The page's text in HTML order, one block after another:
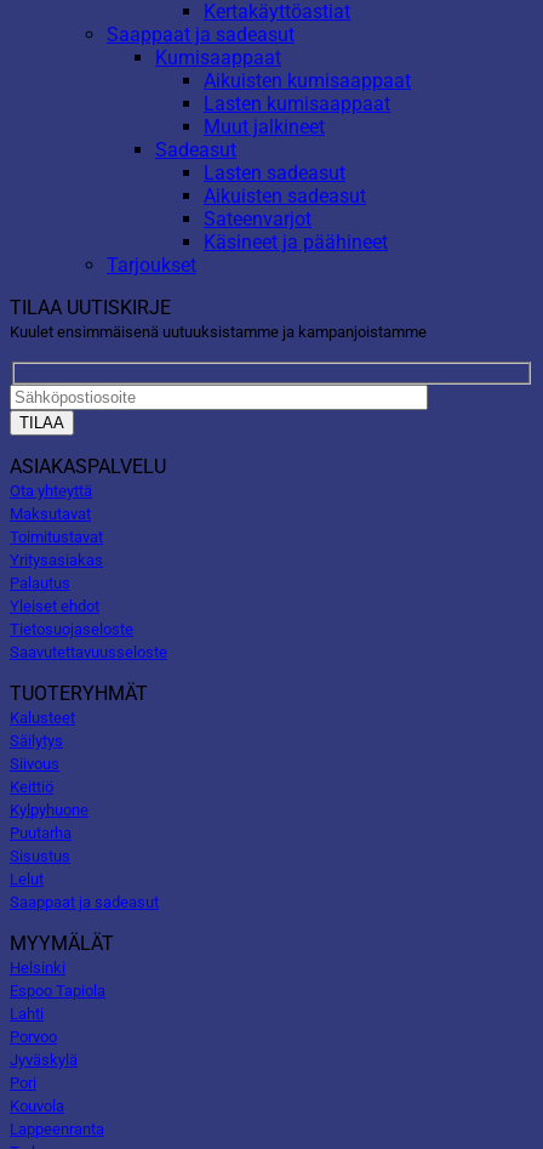
Kertakäyttöastiat
Saappaat ja sadeasut
Kumisaappaat
Aikuisten kumisaappaat
Lasten kumisaappaat
Muut jalkineet
Sadeasut
Lasten sadeasut
Aikuisten sadeasut
Sateenvarjot
Käsineet ja päähineet
Tarjoukset
TILAA UUTISKIRJE
Kuulet ensimmäisenä uutuuksistamme ja kampanjoistamme
ASIAKASPALVELU
Ota yhteyttä
Maksutavat
Toimitustavat
Yritysasiakas
Palautus
Yleiset ehdot
Tietosuojaseloste
Saavutettavuusseloste
TUOTERYHMÄT
Kalusteet
Säilytys
Siivous
Keittiö
Kylpyhuone
Puutarha
Sisustus
Lelut
Saappaat ja sadeasut
MYYMÄLÄT
Helsinki
Espoo Tapiola
Lahti
Porvoo
Jyväskylä
Pori
Kouvola
Lappeenranta